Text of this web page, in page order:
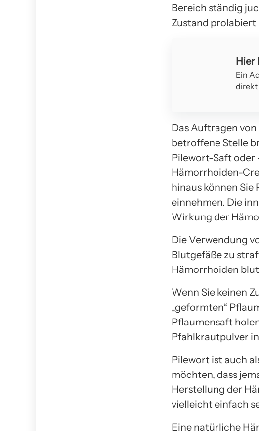
Bereich ständig
Zustand prolabiert
Hier
Ein
direkt
Das Auftragen
betroffene Stelle
Pilewort-Saft oder
Hämorrhoiden-
hinaus können
einnehmen. Die
Wirkung der
Die Verwendung
Blutgefäße zu
Hämorrhoiden
Wenn Sie keinen
„geformten“
Pflaumensaft
Pfahlkrautpulver
Pilewort ist auch
möchten, dass
Herstellung der
vielleicht einfach
Eine natürliche